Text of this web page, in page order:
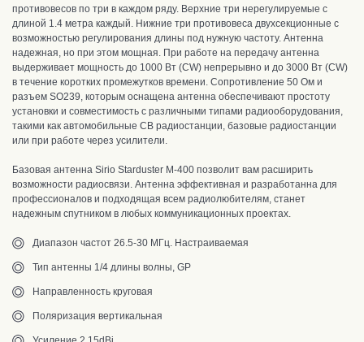
противовесов по три в каждом ряду. Верхние три нерегулируемые с
длиной 1.4 метра каждый. Нижние три противовеса двухсекционные с
возможностью регулирования длины под нужную частоту. Антенна
надежная, но при этом мощная. При работе на передачу антенна
выдерживает мощность до 1000 Вт (CW) непрерывно и до 3000 Вт (CW)
в течение коротких промежутков времени. Сопротивление 50 Ом и
разъем SO239, которым оснащена антенна обеспечивают простоту
установки и совместимость с различными типами радиооборудования,
такими как автомобильные CB радиостанции, базовые радиостанции
или при работе через усилители.
Базовая антенна Sirio Starduster M-400 позволит вам расширить
возможности радиосвязи. Антенна эффективная и разработанна для
профессионалов и подходящая всем радиолюбителям, станет
надежным спутником в любых коммуникационных проектах.
Диапазон частот 26.5-30 МГц. Настраиваемая
Тип антенны 1/4 длины волны, GP
Направленность круговая
Поляризация вертикальная